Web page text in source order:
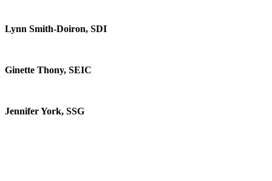
Lynn Smith-Doiron, SDI
Ginette Thony, SEIC
Jennifer York, SSG